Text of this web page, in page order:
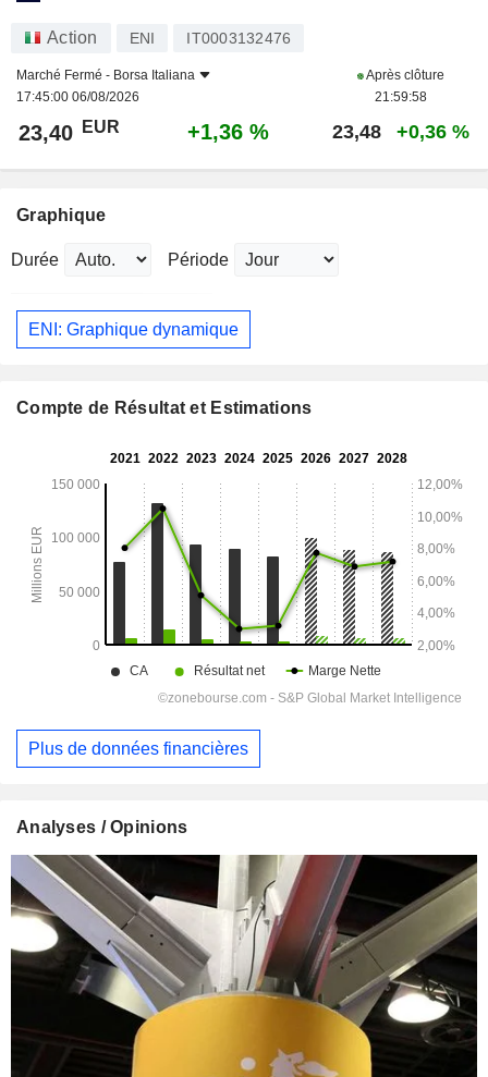
Action ENI IT0003132476
Marché Fermé - Borsa Italiana
17:45:00 06/08/2026
Après clôture
21:59:58
23,40 EUR +1,36 % 23,48 +0,36 %
Graphique
Durée Période
ENI: Graphique dynamique
Compte de Résultat et Estimations
Plus de données financières
Analyses / Opinions